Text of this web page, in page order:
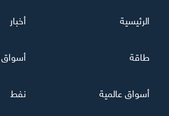
الرئيسية أخبار
طاقة أسواق
أسواق عالمية نفط